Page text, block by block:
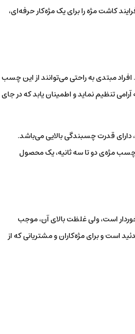
کاشت مژه را برای یک مژه‌کار حرفه‌ای،
مبتدی به راحتی می‌توانند از این چسب
تنظیم نماید و اطمینان یابد که در جای
قدرت چسبندگی بالایی می‌باشد.
چسب مژه‌ی دو تا سه ثانیه، یک محصول
است، ولی غلظت بالای آن، موجب
و برای مژه‌کاران و مشتریانی که از